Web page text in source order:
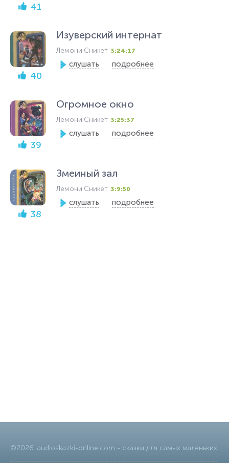
41
40
Изуверский интернат
Лемони Сникет 3:24:17
слушать подробнее
39
Огромное окно
Лемони Сникет 3:25:37
слушать подробнее
38
Змеиный зал
Лемони Сникет 3:9:50
слушать подробнее
©2026. audioskazki-online.com - сказки для самых маленьких